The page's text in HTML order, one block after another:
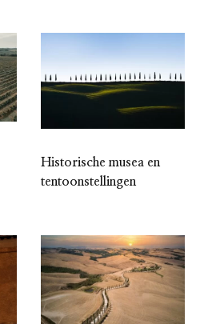
Historische musea en
tentoonstellingen